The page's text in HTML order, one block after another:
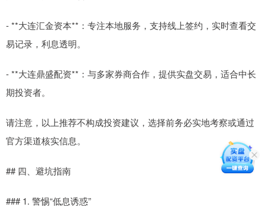
- **大连汇金资本**：专注本地服务，支持线上签约，实时查看交
易记录，利息透明。
- **大连鼎盛配资**：与多家券商合作，提供实盘交易，适合中长
期投资者。
请注意，以上推荐不构成投资建议，选择前务必实地考察或通过
官方渠道核实信息。
## 四、避坑指南
### 1. 警惕“低息诱惑”